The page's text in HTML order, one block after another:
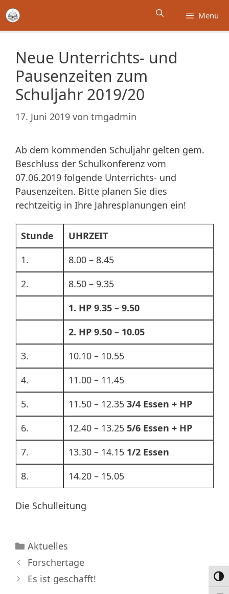
Zum
Inhalt
springen
Menü
Neue Unterrichts- und
Pausenzeiten zum
Schuljahr 2019/20
17. Juni 2019 von tmgadmin
Ab dem kommenden Schuljahr gelten gem.
Beschluss der Schulkonferenz vom
07.06.2019 folgende Unterrichts- und
Pausenzeiten. Bitte planen Sie dies
rechtzeitig in Ihre Jahresplanungen ein!
Stunde
UHRZEIT
1.
8.00 – 8.45
2.
8.50 – 9.35
1. HP 9.35 – 9.50
2. HP 9.50 – 10.05
3.
10.10 – 10.55
4.
11.00 – 11.45
5.
11.50 – 12.35 3/4 Essen + HP
6.
12.40 – 13.25 5/6 Essen + HP
7.
13.30 – 14.15 1/2 Essen
8.
14.20 – 15.05
Die Schulleitung
Kategorien
Aktuelles
Forschertage
Es ist geschafft!